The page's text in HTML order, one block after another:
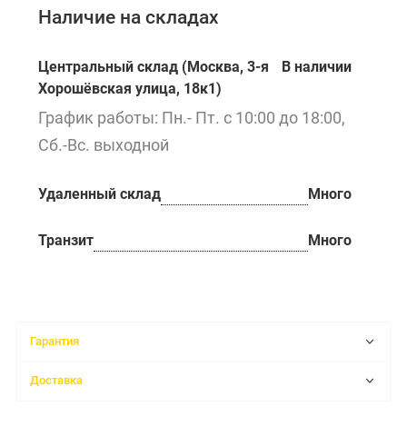
Наличие на складах
Центральный склад (Москва, 3-я
Хорошёвская улица, 18к1)
В наличии
График работы: Пн.- Пт. с 10:00 до 18:00,
Сб.-Вс. выходной
Удаленный склад Много
Транзит Много
Гарантия
Доставка